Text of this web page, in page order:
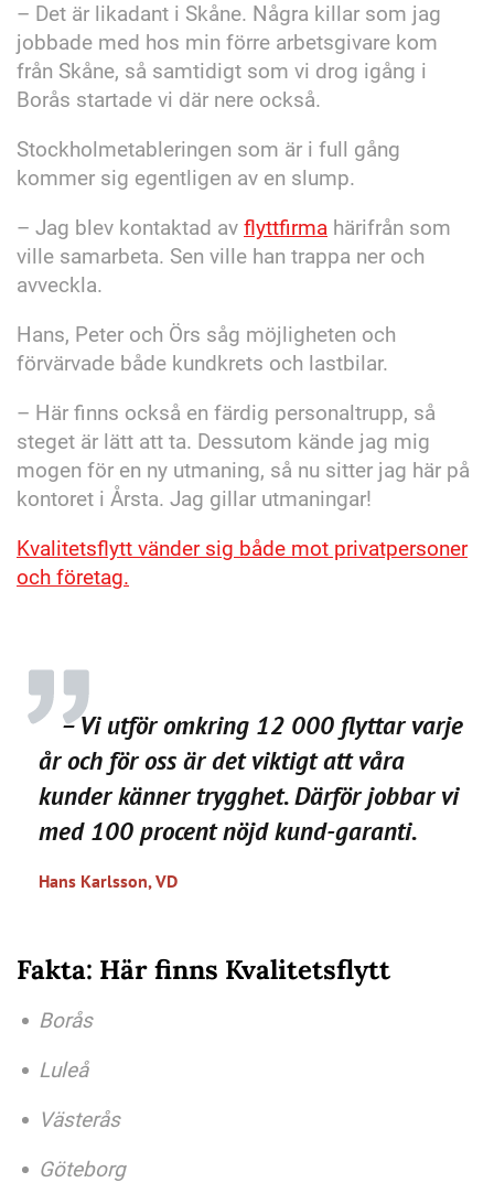
– Det är likadant i Skåne. Några killar som jag
jobbade med hos min förre arbetsgivare kom
från Skåne, så samtidigt som vi drog igång i
Borås startade vi där nere också.
Stockholmetableringen som är i full gång
kommer sig egentligen av en slump.
– Jag blev kontaktad av flyttfirma härifrån som
ville samarbeta. Sen ville han trappa ner och
avveckla.
Hans, Peter och Örs såg möjligheten och
förvärvade både kundkrets och lastbilar.
– Här finns också en färdig personaltrupp, så
steget är lätt att ta. Dessutom kände jag mig
mogen för en ny utmaning, så nu sitter jag här på
kontoret i Årsta. Jag gillar utmaningar!
Kvalitetsflytt vänder sig både mot privatpersoner
och företag.
– Vi utför omkring 12 000 flyttar varje
år och för oss är det viktigt att våra
kunder känner trygghet. Därför jobbar vi
med 100 procent nöjd kund-garanti.
Hans Karlsson, VD
Fakta: Här finns Kvalitetsflytt
Borås
Luleå
Västerås
Göteborg